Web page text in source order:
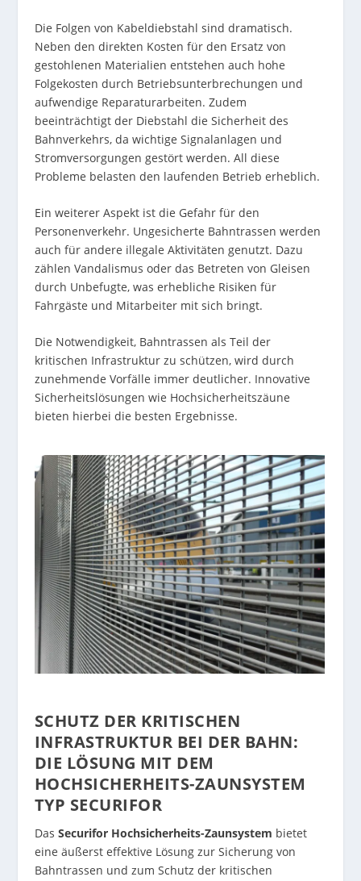
Die Folgen von Kabeldiebstahl sind dramatisch.
Neben den direkten Kosten für den Ersatz von
gestohlenen Materialien entstehen auch hohe
Folgekosten durch Betriebsunterbrechungen und
aufwendige Reparaturarbeiten. Zudem
beeinträchtigt der Diebstahl die Sicherheit des
Bahnverkehrs, da wichtige Signalanlagen und
Stromversorgungen gestört werden. All diese
Probleme belasten den laufenden Betrieb erheblich.
Ein weiterer Aspekt ist die Gefahr für den
Personenverkehr. Ungesicherte Bahntrassen werden
auch für andere illegale Aktivitäten genutzt. Dazu
zählen Vandalismus oder das Betreten von Gleisen
durch Unbefugte, was erhebliche Risiken für
Fahrgäste und Mitarbeiter mit sich bringt.
Die Notwendigkeit, Bahntrassen als Teil der
kritischen Infrastruktur zu schützen, wird durch
zunehmende Vorfälle immer deutlicher. Innovative
Sicherheitslösungen wie Hochsicherheitszäune
bieten hierbei die besten Ergebnisse.
SCHUTZ DER KRITISCHEN
INFRASTRUKTUR BEI DER BAHN:
DIE LÖSUNG MIT DEM
HOCHSICHERHEITS-ZAUNSYSTEM
TYP SECURIFOR
Das Securifor Hochsicherheits-Zaunsystem bietet
eine äußerst effektive Lösung zur Sicherung von
Bahntrassen und zum Schutz der kritischen